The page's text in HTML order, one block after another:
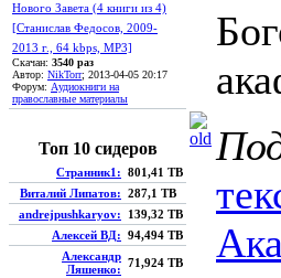
Нового Завета (4 книги из 4)
[Станислав Федосов, 2009-
2013 г., 64 kbps, MP3]
Скачан: 3540 раз
Автор: NikTorr; 2013-04-05 20:17
Форум: Аудиокниги на
православные материалы
Топ 10 сидеров
Странник1: 801,41 TB
Виталий Липатов: 287,1 TB
andrejpushkaryov:
139,32 TB
Алексей ВД: 94,494 TB
Александр
Ляшенко: 71,924 TB